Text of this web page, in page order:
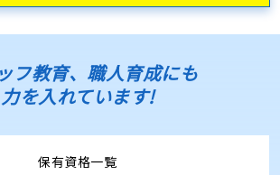
力を入れています!